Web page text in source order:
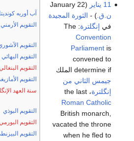
آب أوربه كونديتا
التقويم الأرمني
التقويم
التقويم البهائي
التقويم
التقويم
سنة العهد
التقويم البوذي
التقويم
التقويم
11 يناير
(January 22
ن.ق.) - الثورة المجيدة
في إنگلترة: The
Convention
Parliamentis
convened to
determine if الملك
جيمس الثاني من
إنگلترة، the last
Roman Catholic
British monarch,
vacated the throne
when he fled to